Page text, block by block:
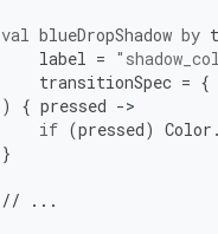
val blueDropShadow by
label
=
transitionSpec = {
)
{ pressed -
if (pressed) Color .
}
// ...